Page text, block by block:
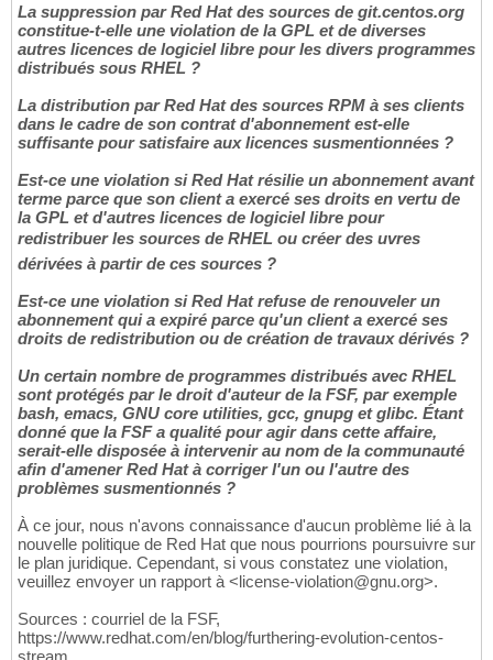
La suppression par Red Hat des sources de git.centos.org
constitue-t-elle une violation de la GPL et de diverses
autres licences de logiciel libre pour les divers programmes
distribués sous RHEL ?
La distribution par Red Hat des sources RPM à ses clients
dans le cadre de son contrat d'abonnement est-elle
suffisante pour satisfaire aux licences susmentionnées ?
Est-ce une violation si Red Hat résilie un abonnement avant
terme parce que son client a exercé ses droits en vertu de
la GPL et d'autres licences de logiciel libre pour
redistribuer les sources de RHEL ou créer des uvres
dérivées à partir de ces sources ?
Est-ce une violation si Red Hat refuse de renouveler un
abonnement qui a expiré parce qu'un client a exercé ses
droits de redistribution ou de création de travaux dérivés ?
Un certain nombre de programmes distribués avec RHEL
sont protégés par le droit d'auteur de la FSF, par exemple
bash, emacs, GNU core utilities, gcc, gnupg et glibc. Étant
donné que la FSF a qualité pour agir dans cette affaire,
serait-elle disposée à intervenir au nom de la communauté
afin d'amener Red Hat à corriger l'un ou l'autre des
problèmes susmentionnés ?
À ce jour, nous n'avons connaissance d'aucun problème lié à la
nouvelle politique de Red Hat que nous pourrions poursuivre sur
le plan juridique. Cependant, si vous constatez une violation,
veuillez envoyer un rapport à <license-violation@gnu.org>.
Sources : courriel de la FSF,
https://www.redhat.com/en/blog/furthering-evolution-centos-
stream